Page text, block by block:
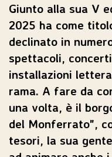
Giunto alla sua V
2025 ha come
declinato in
spettacoli,
installazioni
rama. A fare da
una volta, è il
del Monferrato",
tesori, la sua